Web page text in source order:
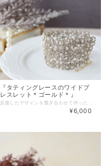
『タティングレースのワイドブ
レスレット＊ゴールド＊』
¥6,000